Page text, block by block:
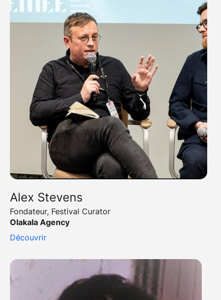
Alex Stevens
Fondateur, Festival Curator
Olakala Agency
Découvrir